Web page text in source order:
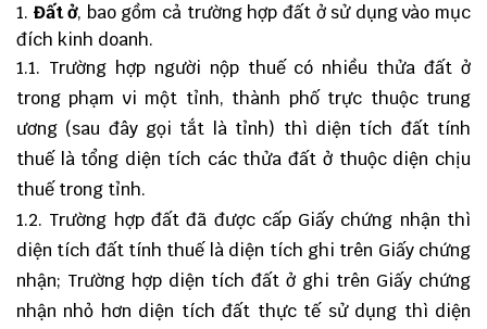
Đất ở, bao gồm cả trường hợp đất ở sử dụng vào mục
đích kinh doanh.
1.1. Trường hợp người nộp thuế có nhiều thửa đất ở
trong phạm vi một tỉnh, thành phố trực thuộc trung
ương (sau đây gọi tắt là tỉnh) thì diện tích đất tính
thuế là tổng diện tích các thửa đất ở thuộc diện chịu
thuế trong tỉnh.
1.2. Trường hợp đất đã được cấp Giấy chứng nhận thì
diện tích đất tính thuế là diện tích ghi trên Giấy chứng
nhận; Trường hợp diện tích đất ở ghi trên Giấy chứng
nhận nhỏ hơn diện tích đất thực tế sử dụng thì diện